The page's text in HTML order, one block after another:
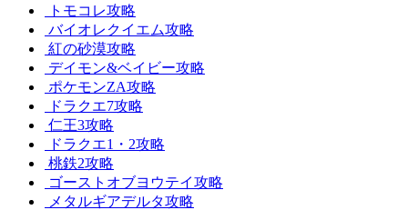
トモコレ攻略
バイオレクイエム攻略
紅の砂漠攻略
デイモン&ベイビー攻略
ポケモンZA攻略
ドラクエ7攻略
仁王3攻略
ドラクエ1・2攻略
桃鉄2攻略
ゴーストオブヨウテイ攻略
メタルギアデルタ攻略